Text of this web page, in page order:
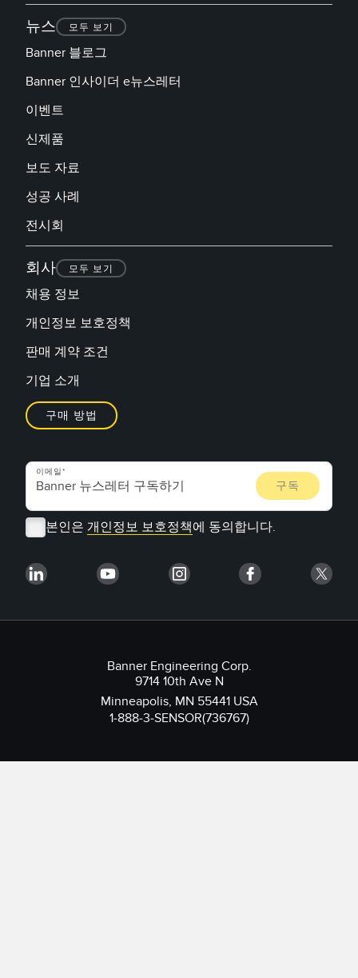
뉴스 모두 보기
Banner 블로그
Banner 인사이더 e뉴스레터
이벤트
신제품
보도 자료
성공 사례
전시회
회사 모두 보기
채용 정보
개인정보 보호정책
판매 계약 조건
기업 소개
구매 방법
이메일
본인은 개인정보 보호정책에 동의합니다.
Banner Engineering Corp.
9714 10th Ave N
Minneapolis, MN 55441 USA
1-888-3-SENSOR(736767)